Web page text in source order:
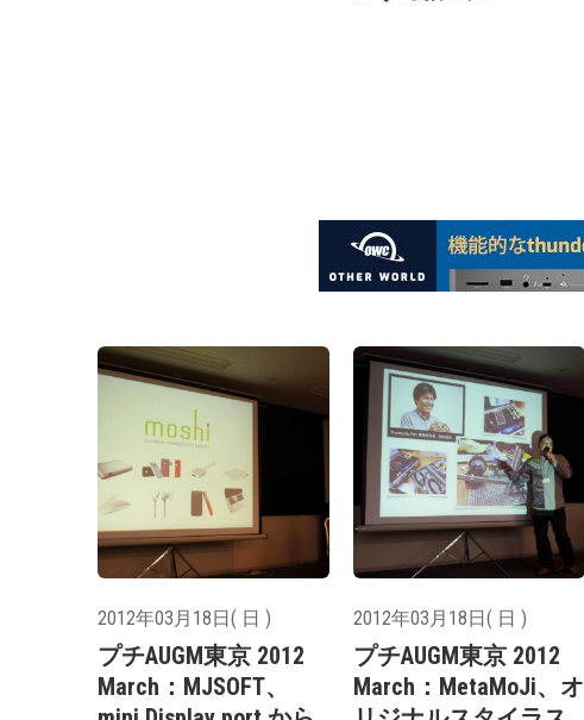
2012年03月18日( 日 )
プチAUGM東京 2012
March：MJSOFT、
2012年03月18日( 日 )
プチAUGM東京 2012
March：MetaMoJi、オ